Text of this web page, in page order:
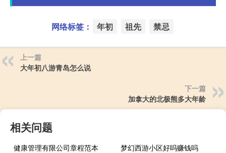
网络标签： 年初 祖先 禁忌
上一篇
大年初八游青岛怎么说
下一篇
加拿大的北极熊多大年龄
相关问题
健康管理有限公司章程范本
梦幻西游小区好吗赚钱吗